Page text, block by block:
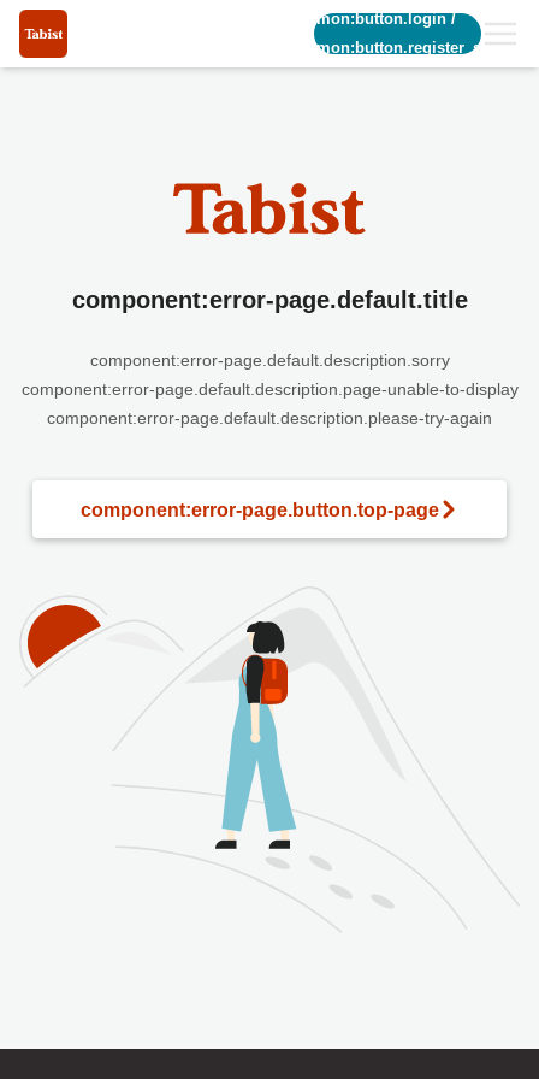
common:button.login/
common:button.register_short
component:error-page.default.title
component:error-page.default.description.sorry
component:error-page.default.description.page-unable-to-display
component:error-page.default.description.please-try-again
component:error-page.button.top-page